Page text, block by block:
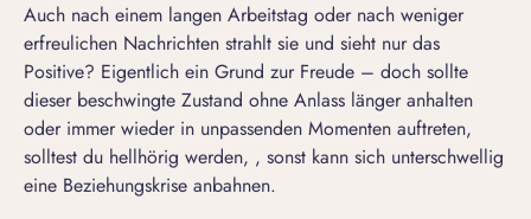
Auch nach einem langen Arbeitstag oder nach weniger
erfreulichen Nachrichten strahlt sie und sieht nur das
Positive? Eigentlich ein Grund zur Freude – doch sollte
dieser beschwingte Zustand ohne Anlass länger anhalten
oder immer wieder in unpassenden Momenten auftreten,
solltest du hellhörig werden, , sonst kann sich unterschwellig
eine Beziehungskrise anbahnen.